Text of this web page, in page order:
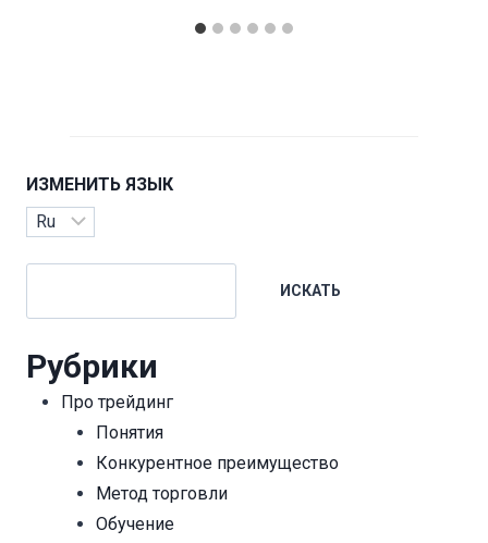
ИЗМЕНИТЬ ЯЗЫК
Изменить
язык
ИСКАТЬ
Рубрики
Про трейдинг
Понятия
Конкурентное преимущество
Метод торговли
Обучение